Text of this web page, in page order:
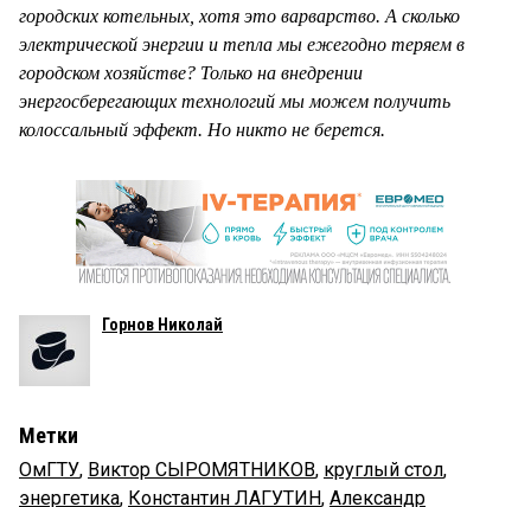
городских котельных, хотя это варварство. А сколько
электрической энергии и тепла мы ежегодно теряем в
городском хозяйстве? Только на внедрении
энергосберегающих технологий мы можем получить
колоссальный эффект. Но никто не берется.
Горнов Николай
Метки
ОмГТУ, Виктор СЫРОМЯТНИКОВ, круглый стол,
энергетика, Константин ЛАГУТИН, Александр